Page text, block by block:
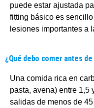
puede estar ajustada
fitting básico es
lesiones importantes a
¿Qué debo comer antes
Una comida rica en
pasta, avena) entre 1,5
salidas de menos de